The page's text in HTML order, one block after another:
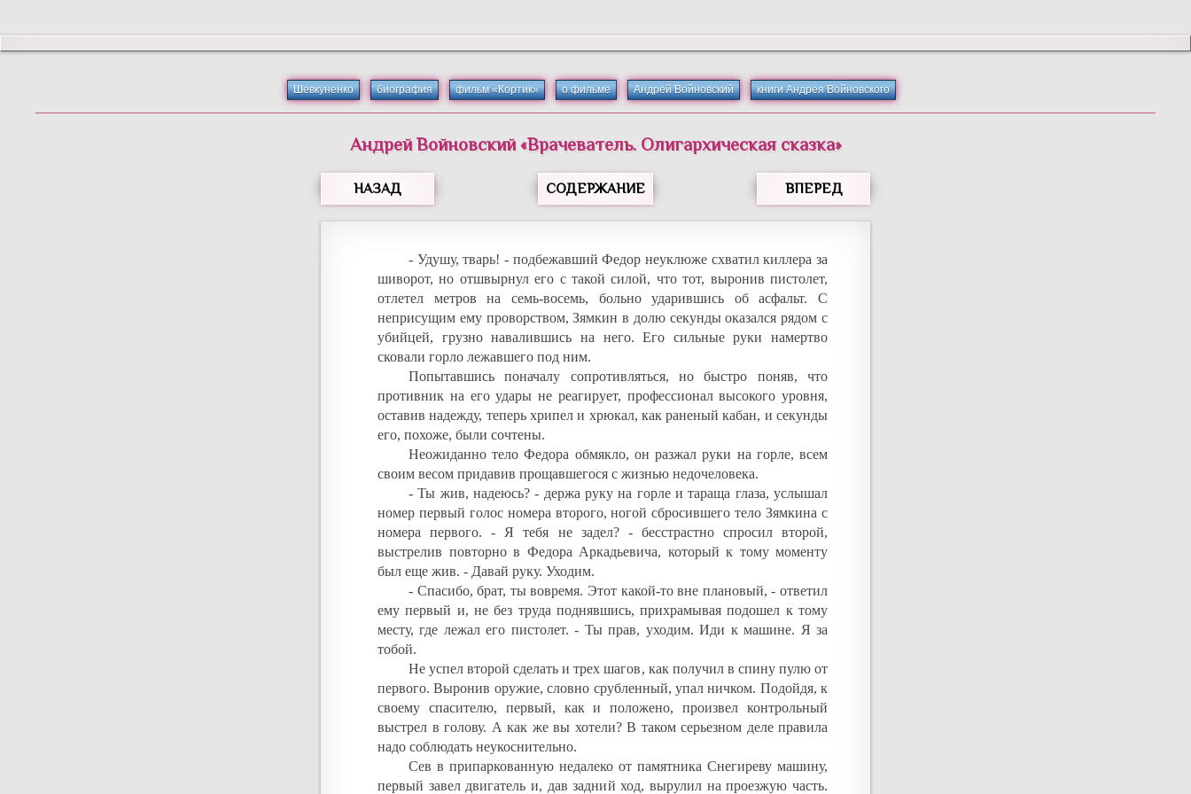
Шевкуненко биография фильм «Кортик» о фильме Андрей Войновский книги Андрея Войновского
Андрей Войновский«Врачеватель. Олигархическая сказка»
НАЗАД СОДЕРЖАНИЕ ВПЕРЕД
- Удушу, тварь! - подбежавший Федор неуклюже схватил киллера за
шиворот, но отшвырнул его с такой силой, что тот, выронив пистолет,
отлетел метров на семь-восемь, больно ударившись об асфальт. С
неприсущим ему проворством, Зямкин в долю секунды оказался рядом с
убийцей, грузно навалившись на него. Его сильные руки намертво
сковали горло лежавшего под ним.
Попытавшись поначалу сопротивляться, но быстро поняв, что
противник на его удары не реагирует, профессионал высокого уровня,
оставив надежду, теперь хрипел и хрюкал, как раненый кабан, и секунды
его, похоже, были сочтены.
Неожиданно тело Федора обмякло, он разжал руки на горле, всем
своим весом придавив прощавшегося с жизнью недочеловека.
- Ты жив, надеюсь? - держа руку на горле и тараща глаза, услышал
номер первый голос номера второго, ногой сбросившего тело Зямкина с
номера первого. - Я тебя не задел? - бесстрастно спросил второй,
выстрелив повторно в Федора Аркадьевича, который к тому моменту
был еще жив. - Давай руку. Уходим.
- Спасибо, брат, ты вовремя. Этот какой-то вне плановый, - ответил
ему первый и, не без труда поднявшись, прихрамывая подошел к тому
месту, где лежал его пистолет. - Ты прав, уходим. Иди к машине. Я за
тобой.
Не успел второй сделать и трех шагов, как получил в спину пулю от
первого. Выронив оружие, словно срубленный, упал ничком. Подойдя, к
своему спасителю, первый, как и положено, произвел контрольный
выстрел в голову. А как же вы хотели? В таком серьезном деле правила
надо соблюдать неукоснительно.
Сев в припаркованную недалеко от памятника Снегиреву машину,
первый завел двигатель и, дав задний ход, вырулил на проезжую часть.